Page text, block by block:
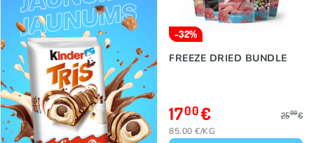
-32%
FREEZE DRIED BUNDLE
1700€ 2500€
85.00 €/KG